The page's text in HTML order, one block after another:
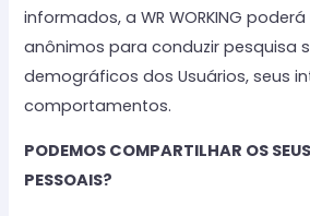
informados, a WR WORKING
anônimos para conduzir pesquisa
demográficos dos Usuários, seus
comportamentos.
PODEMOS COMPARTILHAR OS
PESSOAIS?